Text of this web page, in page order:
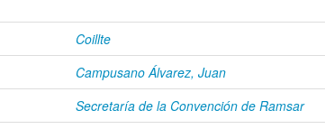
Coillte
Campusano Álvarez, Juan
Secretaría de la Convención de Ramsar